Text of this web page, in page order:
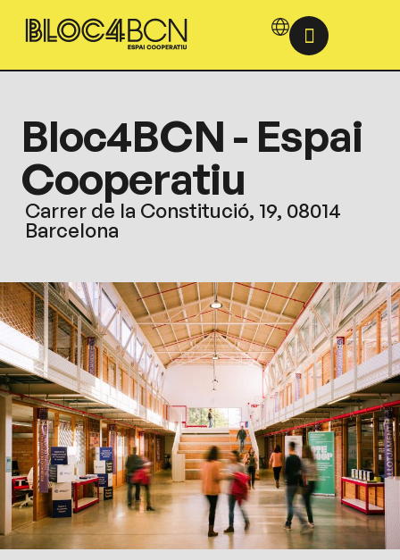
Bloc4BCN - Espai
Cooperatiu
Carrer de la Constitució, 19, 08014
Barcelona